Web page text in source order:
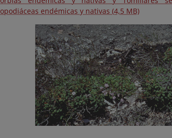
endémicas y nativas (4,5 MB)